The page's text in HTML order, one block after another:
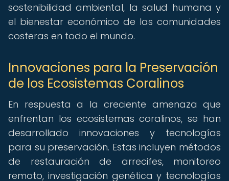
sostenibilidad ambiental, la salud humana y
el bienestar económico de las comunidades
costeras en todo el mundo.
Innovaciones para la Preservación
de los Ecosistemas Coralinos
En respuesta a la creciente amenaza que
enfrentan los ecosistemas coralinos, se han
desarrollado innovaciones y tecnologías
para su preservación. Estas incluyen métodos
de restauración de arrecifes, monitoreo
remoto, investigación genética y tecnologías